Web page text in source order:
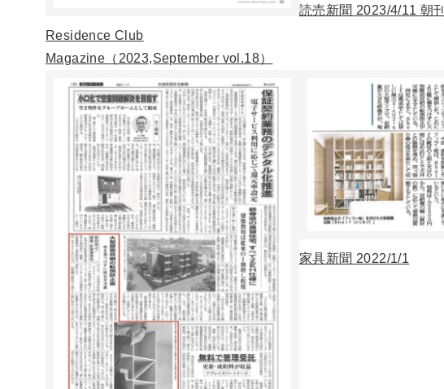
Residence Club
Magazine（2023,September vol.18）
読売新聞 2023/4/11 朝刊
家具新聞 2022/1/1